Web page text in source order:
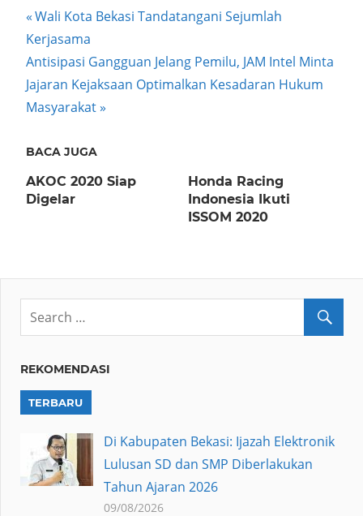
Post
navigation
Previous
Post:
Wali Kota Bekasi Tandatangani Sejumlah
Kerjasama
Next
Post:
Antisipasi Gangguan Jelang Pemilu, JAM Intel Minta
Jajaran Kejaksaan Optimalkan Kesadaran Hukum
Masyarakat
BACA JUGA
AKOC 2020 Siap
Digelar
Honda Racing
Indonesia Ikuti
ISSOM 2020
REKOMENDASI
TERBARU
Di Kabupaten Bekasi: Ijazah Elektronik
Lulusan SD dan SMP Diberlakukan
Tahun Ajaran 2026
09/08/2026